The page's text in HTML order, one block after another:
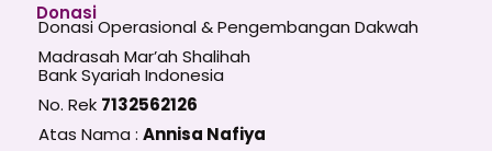
Donasi
Donasi Operasional & Pengembangan Dakwah
Madrasah Mar’ah Shalihah
Bank Syariah Indonesia
No. Rek 7132562126
Atas Nama : Annisa Nafiya